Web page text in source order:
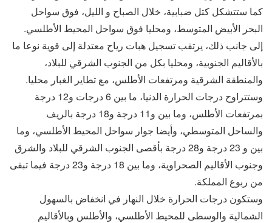
كما ستتشكل كتل ضبابية، خلال الصباح و الليل، فوق سواحل
البحر الأبيض المتوسط، ومحليا فوق سواحل المحيط الأطلسي.
إلى جانب ذلك، يرتقب تسجيل هبات رياح معتدلة إلى قوية نوعا ما
بالأقاليم الجنوبية، ومحليا بكل من الجنوب الشرقي للبلاد،
والمنطقة الشرقية ومرتفعات الأطلس، مع تطاير الغبار محليا.
وستتراوح درجات الحرارة الدنيا، ما بين 6 درجات و12 درجة
بمرتفعات الأطلس، وما بين و11 درجة و18 درجة بالريف
والساحل المتوسطي، وأيضا جوار سواحل المحيط الأطلسي، وما
بين و 23 درجة و28 درجة بأقصى الجنوب الشرقي للبلاد والشرق
وجنوب الأقاليم الصحراوية، وما بين 18 درجة و23 درجة فيما تبقى
من ربوع المملكة.
وستكون درجات الحرارة خلال النهار في انخفاض بالسهول
الشمالية والوسطى للمحيط الأطلسي، والأطلس وبالأقاليم